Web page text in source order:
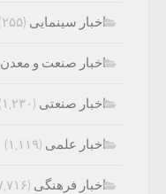
اخبار سینمایی (۲۵۵)
اخبار صنعت و معدن
اخبار صنعتی (۱,۲۳۰)
اخبار علمی (۱,۱۱۹)
اخبار فرهنگی (۷,۷۱۶)